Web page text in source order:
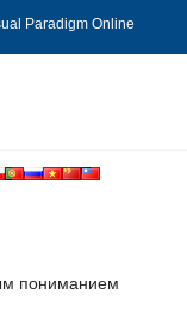
Paradigm Online
пониманием